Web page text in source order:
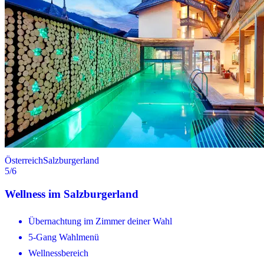
ÖsterreichSalzburgerland
5/6
Wellness im Salzburgerland
Übernachtung im Zimmer deiner Wahl
5-Gang Wahlmenü
Wellnessbereich